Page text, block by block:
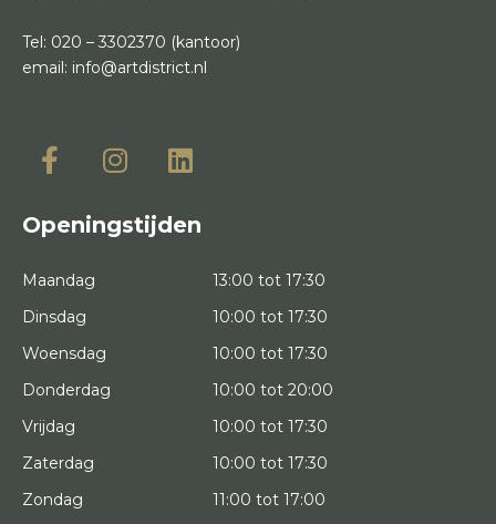
Tel: 020 – 3302370 (kantoor)
email: info@artdistrict.nl
Openingstijden
Maandag
13:00 tot 17:30
Dinsdag
10:00 tot 17:30
Woensdag
10:00 tot 17:30
Donderdag
10:00 tot 20:00
Vrijdag
10:00 tot 17:30
Zaterdag
10:00 tot 17:30
Zondag
11:00 tot 17:00